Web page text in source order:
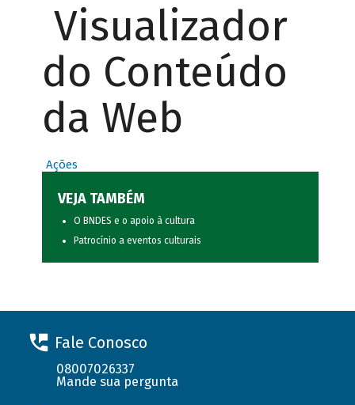
Visualizador
do Conteúdo
da Web
Ações
VEJA TAMBÉM
O BNDES e o apoio à cultura
Patrocínio a eventos culturais
Fale Conosco
08007026337
Mande sua pergunta